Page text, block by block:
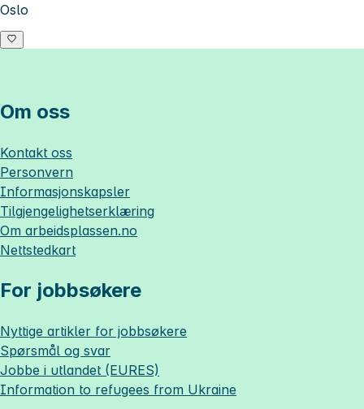
Oslo
Om oss
Kontakt oss
Personvern
Informasjonskapsler
Tilgjengelighetserklæring
Om arbeidsplassen.no
Nettstedkart
For jobbsøkere
Nyttige artikler for jobbsøkere
Spørsmål og svar
Jobbe i utlandet (EURES)
Information to refugees from Ukraine